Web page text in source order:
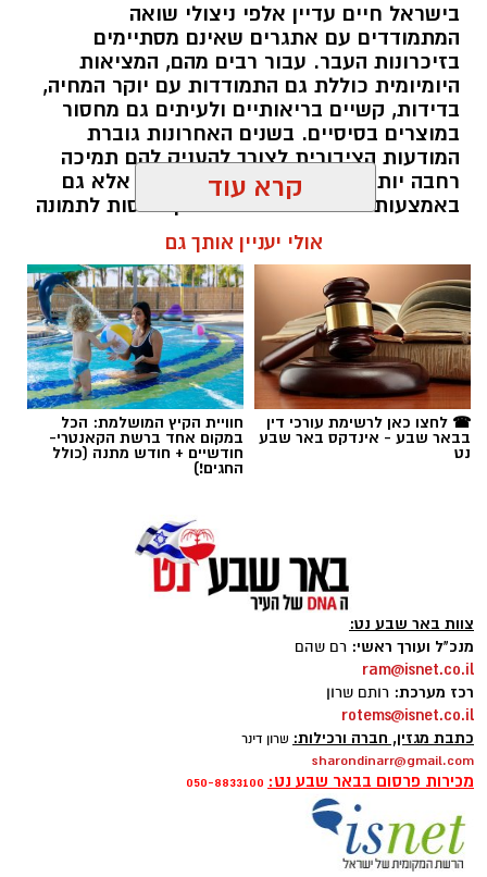
magnific
אחד הדברים הראשונים שכל גולש בודק כשהוא
נכנס לפרופיל הוא מספר העוקבים. לכן, לא מעט
אנשים מחפשים פתרונות שיסייעו להם להגדיל את
החשבון במהירות, כאשר אחת האפשרויות
הפופולריות היאקניית עוקבים באינסטגרם.
אבל האם מדובר במהלך חכם? האם הוא באמת
יכול לעזור לצמיחת החשבון, ומה חשוב לבדוק לפני
שבוחרים שירות כזה? במאמר הזה תמצאו את כל
המידע החשוב, היתרונות, החסרונות והטיפים
שיעזרו לכם לקבל החלטה נכונה.
מהי קניית עוקבים באינסטגרם?
קניית עוקבים באינסטגרם היא שירות המאפשר
להגדיל את מספר העוקבים בפרופיל באמצעות
רכישת חבילות עוקבים מספקים שונים. כיום קיימים
בישראל חיים עדיין אלפי ניצולי שואה
המתמודדים עם אתגרים שאינם מסתיימים
בזיכרונות העבר. עבור רבים מהם, המציאות
היומיומית כוללת גם התמודדות עם יוקר המחיה,
בדידות, קשיים בריאותיים ולעיתים גם מחסור
במוצרים בסיסיים. בשנים האחרונות גוברת
המודעות הציבורית לצורך להעניק להם תמיכה
רחבה יותר, לא רק באמצעות המדינה אלא גם
באמצעות החברה האזרחית. כאן נכנסות לתמונה
עמותות הפועלות לאורך כל השנה ומצליחות
להפוך כל מעשה נתינה לסיוע ממשי.
תוכן שיווקי / 16:39 05.08.26
בשיתוף עמותת חסדי נעמי
תרומות לניצולי שואה אינן מסתכמות בהעברת מזון
או כסף. הן יוצרות תחושת ביטחון, מעניקות יחס
אישי ומעבירות מסר ברור של הכרת תודה והערכה
לאנשים שעברו את אחד הפרקים הקשים ביותר
בהיסטוריה האנושית. פעילותה של חסדי נעמי
מבוססת בדיוק על העיקרון הזה – הענקת סיוע
מכבד, מקצועי ומתמשך, המותאם לצרכים
המשתנים של ניצולי השואה לאורך השנה.
קרא עוד
אולי יעניין אותך גם
☎ לחצו כאן לרשימת עורכי דין
בבאר שבע - אינדקס באר שבע
נט
חוויית הקיץ המושלמת: הכל
במקום אחד ברשת הקאנטרי-
חודשיים + חודש מתנה (כולל
החגים!)
צוות באר שבע נט:
מנכ"ל ועורך ראשי: רם שהם
ram@isnet.co.il
רכז מערכת: רותם שרון
rotems@isnet.co.il
כתבת מגזין, חברה ורכילות: שרון דינר
sharondinarr@gmail.com
מכירות פרסום בבאר שבע נט: 050-8833100